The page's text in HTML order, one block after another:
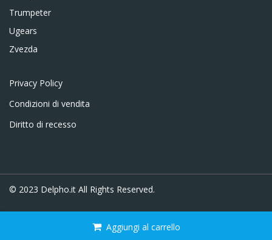
Aggiungi al carrello
Trumpeter
Ugears
Zvezda
Privacy Policy
Condizioni di vendita
Diritto di recesso
© 2023 Delpho.it All Rights Reserved.